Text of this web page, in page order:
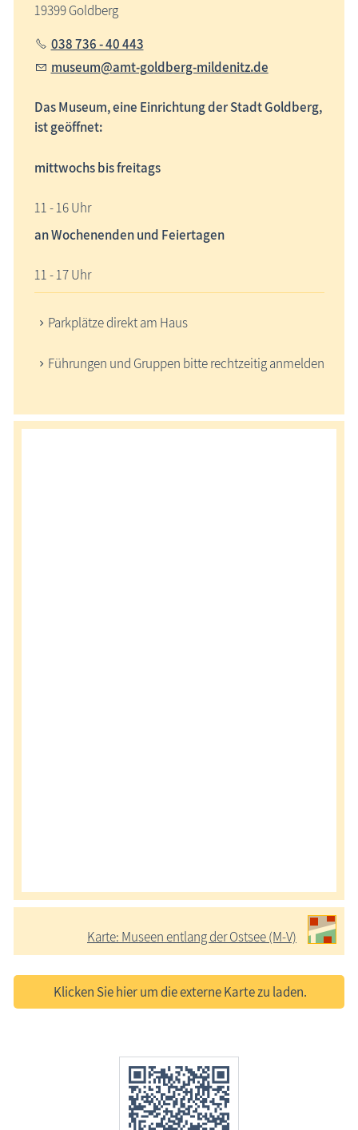
19399 Goldberg
038 736 - 40 443
m s m mt-g ldb rg-m ld n tzd
Das Museum, eine Einrichtung derStadt Goldberg,
istgeöffnet:
mittwochs bis freitags
11 - 16 Uhr
an Wochenenden und Feiertagen
11 - 17 Uhr
Parkplätze direkt am Haus
Führungen und Gruppen bitte rechtzeitig anmelden
Karte: Museen entlang der Ostsee (M-V)
Klicken Sie hier um die externe Karte zu laden.